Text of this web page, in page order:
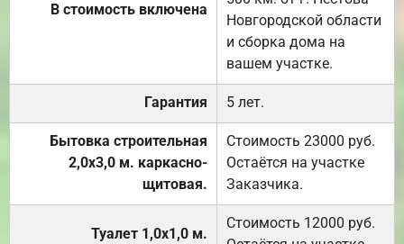
В стоимость включена
Новгородской области
и сборка дома на
вашем участке.
Гарантия 5 лет.
Бытовка строительная
2,0х3,0 м. каркасно-
щитовая.
Стоимость 23000 руб.
Остаётся на участке
Заказчика.
Туалет 1,0х1,0 м.
Стоимость 12000 руб.